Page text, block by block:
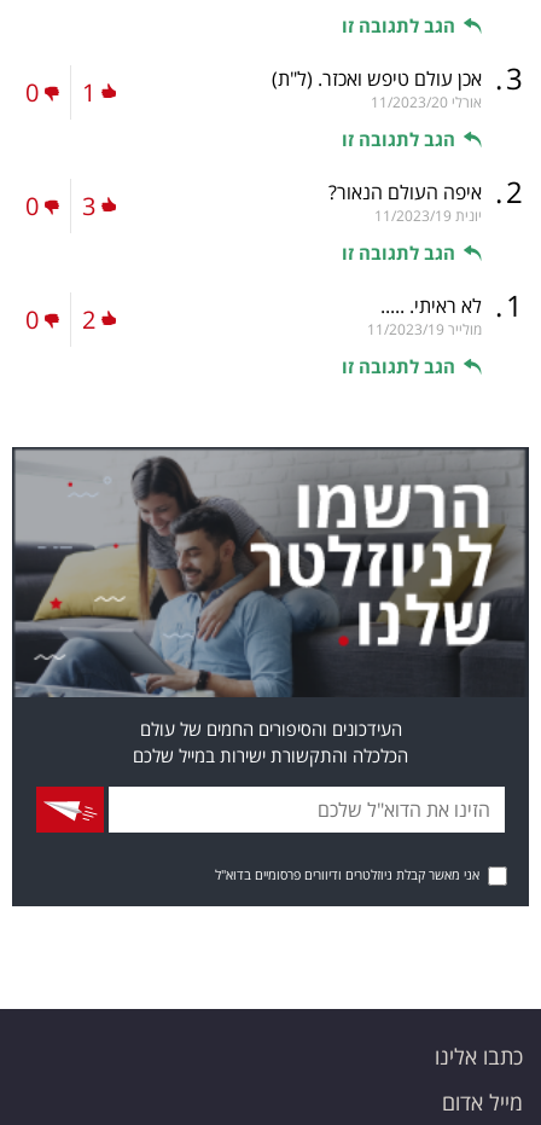
הגב לתגובה זו
3
. אכן עולם טיפש ואכזר. (ל"ת)
אורלי 11/2023/20
הגב לתגובה זו
1
0
2
. איפה העולם הנאור?
יונית 11/2023/19
הגב לתגובה זו
3
0
1
. לא ראיתי. .....
מולייר 11/2023/19
הגב לתגובה זו
2
0
העידכונים והסיפורים החמים של עולם
הכלכלה והתקשורת ישירות במייל שלכם
אני מאשר קבלת ניוזלטרים ודיוורים פרסומיים בדוא"ל
כתבו אלינו
מייל אדום